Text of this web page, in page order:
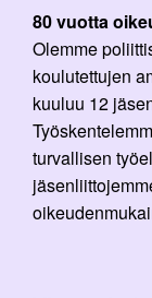
80 vuotta
Olemme
koulutettujen
kuuluu 12
turvallisen